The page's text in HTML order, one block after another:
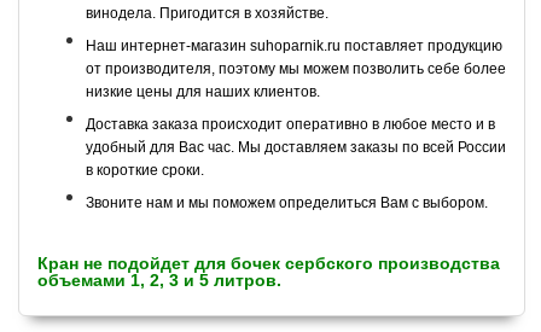
винодела. Пригодится в хозяйстве.
Наш интернет-магазин suhoparnik.ru поставляет продукцию
от производителя, поэтому мы можем позволить себе более
низкие цены для наших клиентов.
Доставка заказа происходит оперативно в любое место и в
удобный для Вас час. Мы доставляем заказы по всей России
в короткие сроки.
Звоните нам и мы поможем определиться Вам с выбором.
Кран не подойдет для бочек сербского производства
объемами 1, 2, 3 и 5 литров.